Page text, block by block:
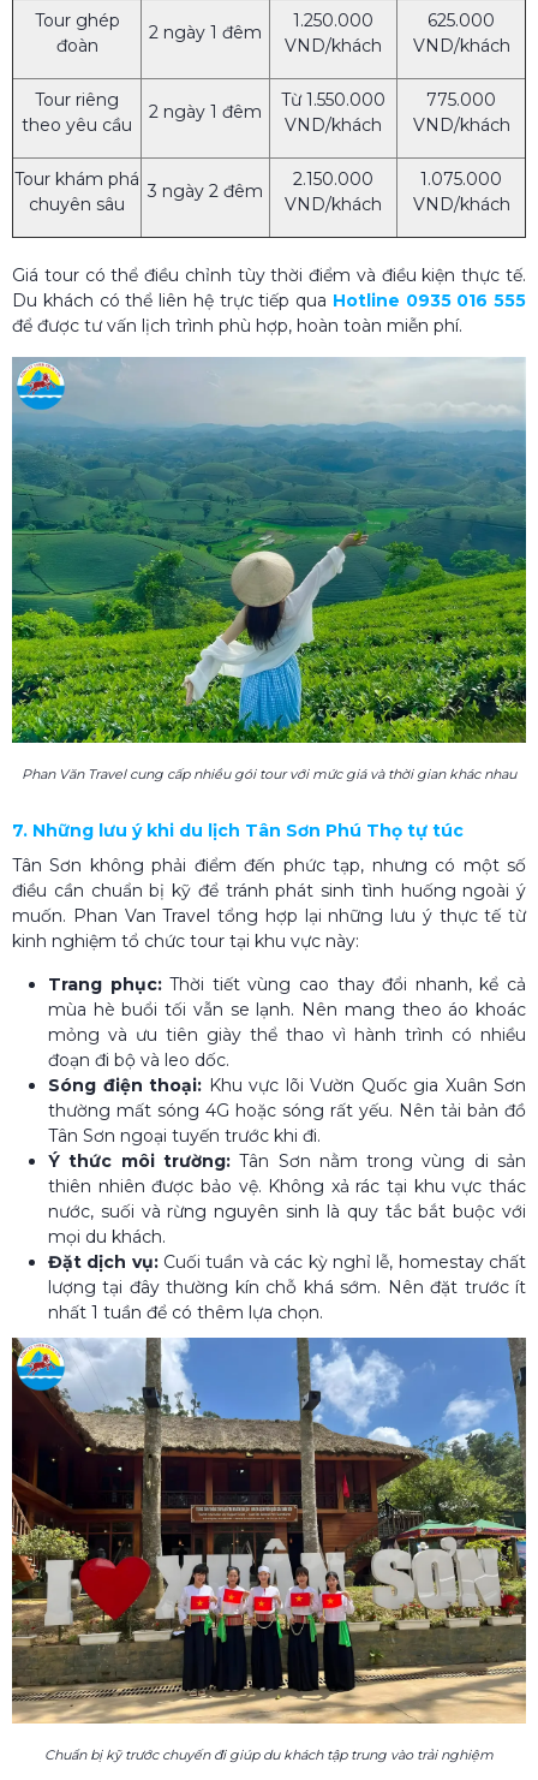
Tour ghép
đoàn
2 ngày 1 đêm
1.250.000
VND/khách
625.000
VND/khách
Tour riêng
theo yêu cầu
2 ngày 1 đêm
Từ 1.550.000
VND/khách
775.000
VND/khách
Tour khám phá
chuyên sâu
3 ngày 2 đêm
2.150.000
VND/khách
1.075.000
VND/khách
Giá tour có thể điều chỉnh tùy thời điểm và điều kiện thực tế.
Du khách có thể liên hệ trực tiếp qua Hotline 0935 016 555
để được tư vấn lịch trình phù hợp, hoàn toàn miễn phí.
Phan Văn Travel cung cấp nhiều gói tour với mức giá và thời gian khác nhau
7. Những lưu ý khi du lịch Tân Sơn Phú Thọ​ tự túc
Tân Sơn không phải điểm đến phức tạp, nhưng có một số
điều cần chuẩn bị kỹ để tránh phát sinh tình huống ngoài ý
muốn. Phan Van Travel tổng hợp lại những lưu ý thực tế từ
kinh nghiệm tổ chức tour tại khu vực này:
Trang phục:Thời tiết vùng cao thay đổi nhanh, kể cả
mùa hè buổi tối vẫn se lạnh. Nên mang theo áo khoác
mỏng và ưu tiên giày thể thao vì hành trình có nhiều
đoạn đi bộ và leo dốc.
Sóng điện thoại: Khu vực lõi Vườn Quốc gia Xuân Sơn
thường mất sóng 4G hoặc sóng rất yếu. Nên tải bản đồ
Tân Sơn ngoại tuyến trước khi đi.
Ý thức môi trường:Tân Sơn nằm trong vùng di sản
thiên nhiên được bảo vệ. Không xả rác tại khu vực thác
nước, suối và rừng nguyên sinh là quy tắc bắt buộc với
mọi du khách.
Đặt dịch vụ: Cuối tuần và các kỳ nghỉ lễ, homestay chất
lượng tại đây thường kín chỗ khá sớm. Nên đặt trước ít
nhất 1 tuần để có thêm lựa chọn.
Chuẩn bị kỹ trước chuyến đi giúp du khách tập trung vào trải nghiệm